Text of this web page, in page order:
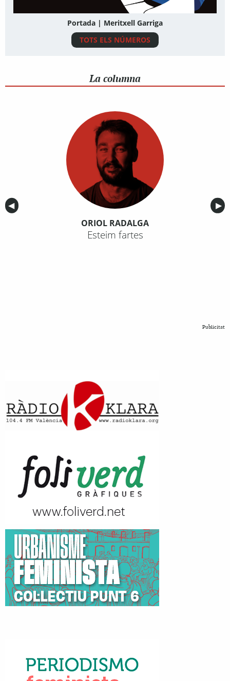
Portada | Meritxell Garriga
TOTS ELS NÚMEROS
La columna
Anterior
◀︎ ▶︎
ORIOL RADALGA
Esteim fartes
Publicitat